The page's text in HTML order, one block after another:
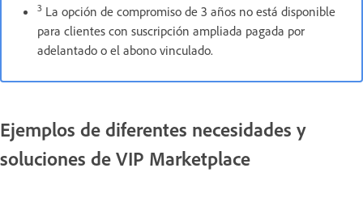
3 La opción de compromiso de 3 años no está disponible
para clientes con suscripción ampliada pagada por
adelantado o el abono vinculado.
Ejemplos de diferentes necesidades y
soluciones de VIP Marketplace